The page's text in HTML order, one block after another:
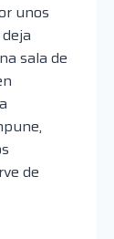
unos
sala de
de